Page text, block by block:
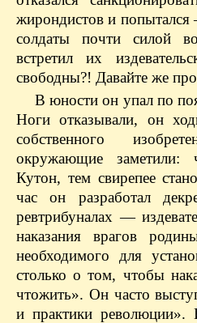
жирондистов и
солдаты почти силой
встретил их
свободны?! Давайте же
В юности он упал по
Ноги отказывали, он
собственного
окружающие заметили:
Кутон, тем свирепее
час он разработал
ревтрибуналах —
наказания врагов
необходимого для
столько о том, чтобы
чтожить». Он часто
и практики революции».